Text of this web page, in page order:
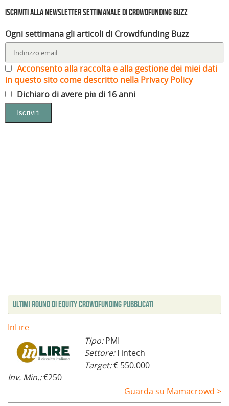
Iscriviti alla Newsletter settimanale di Crowdfunding Buzz
Ogni settimana gli articoli di Crowdfunding Buzz
Acconsento alla raccolta e alla gestione dei miei dati
in questo sito come descritto nella Privacy Policy
Dichiaro di avere più di 16 anni
Ultimi Round di Equity Crowdfunding Pubblicati
InLire
Tipo:PMI
Settore:Fintech
Target:€ 550.000
Inv. Min.:€250
Guarda su Mamacrowd >